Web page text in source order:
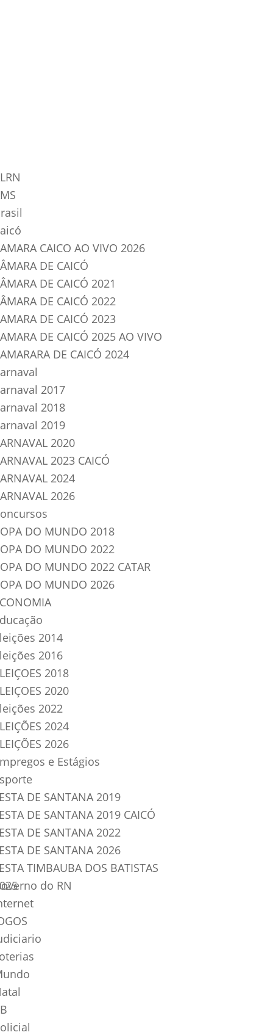
CAICO AO VIVO 2026
DE CAICÓ
DE CAICÓ 2021
DE CAICÓ 2022
DE CAICÓ 2023
DE CAICÓ 2025 AO VIVO
DE CAICÓ 2024
2017
2018
2019
2020
2023 CAICÓ
2024
2026
DO MUNDO 2018
DO MUNDO 2022
DO MUNDO 2022 CATAR
DO MUNDO 2026
2014
2016
2018
2020
2022
2024
2026
e Estágios
DE SANTANA 2019
DE SANTANA 2019 CAICÓ
DE SANTANA 2022
DE SANTANA 2026
TIMBAUBA DOS BATISTAS
do RN